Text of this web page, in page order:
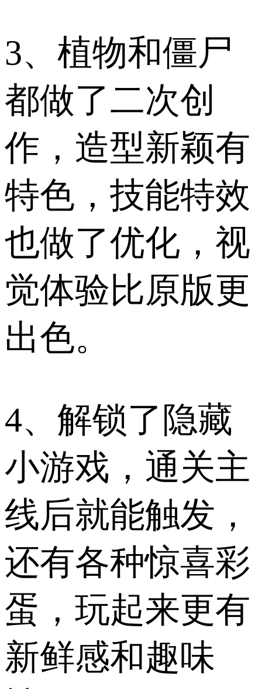
3、植物和僵尸
都做了二次创
作，造型新颖有
特色，技能特效
也做了优化，视
觉体验比原版更
出色。
4、解锁了隐藏
小游戏，通关主
线后就能触发，
还有各种惊喜彩
蛋，玩起来更有
新鲜感和趣味